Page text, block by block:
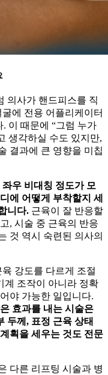
의사가 핸드피스를 직
에 전용 어플리케이터
이 때문에 “그럼 누가
생각하실 수도 있지만,
결과에 큰 영향을 미칩
우 비대칭 정도가 모
에 어떻게 부착할지 세
니다. 근육이 잘 반응할
, 시술 중 근육의 반응
것 역시 숙련된 의사의
강도를 다르게 조절
계 조작이 아니라 정확
야 가능한 일입니다.
효과를 내는 시술은
두께, 표정 근육 상태
획을 세우는 것도 전문
다른 리프팅 시술과 병